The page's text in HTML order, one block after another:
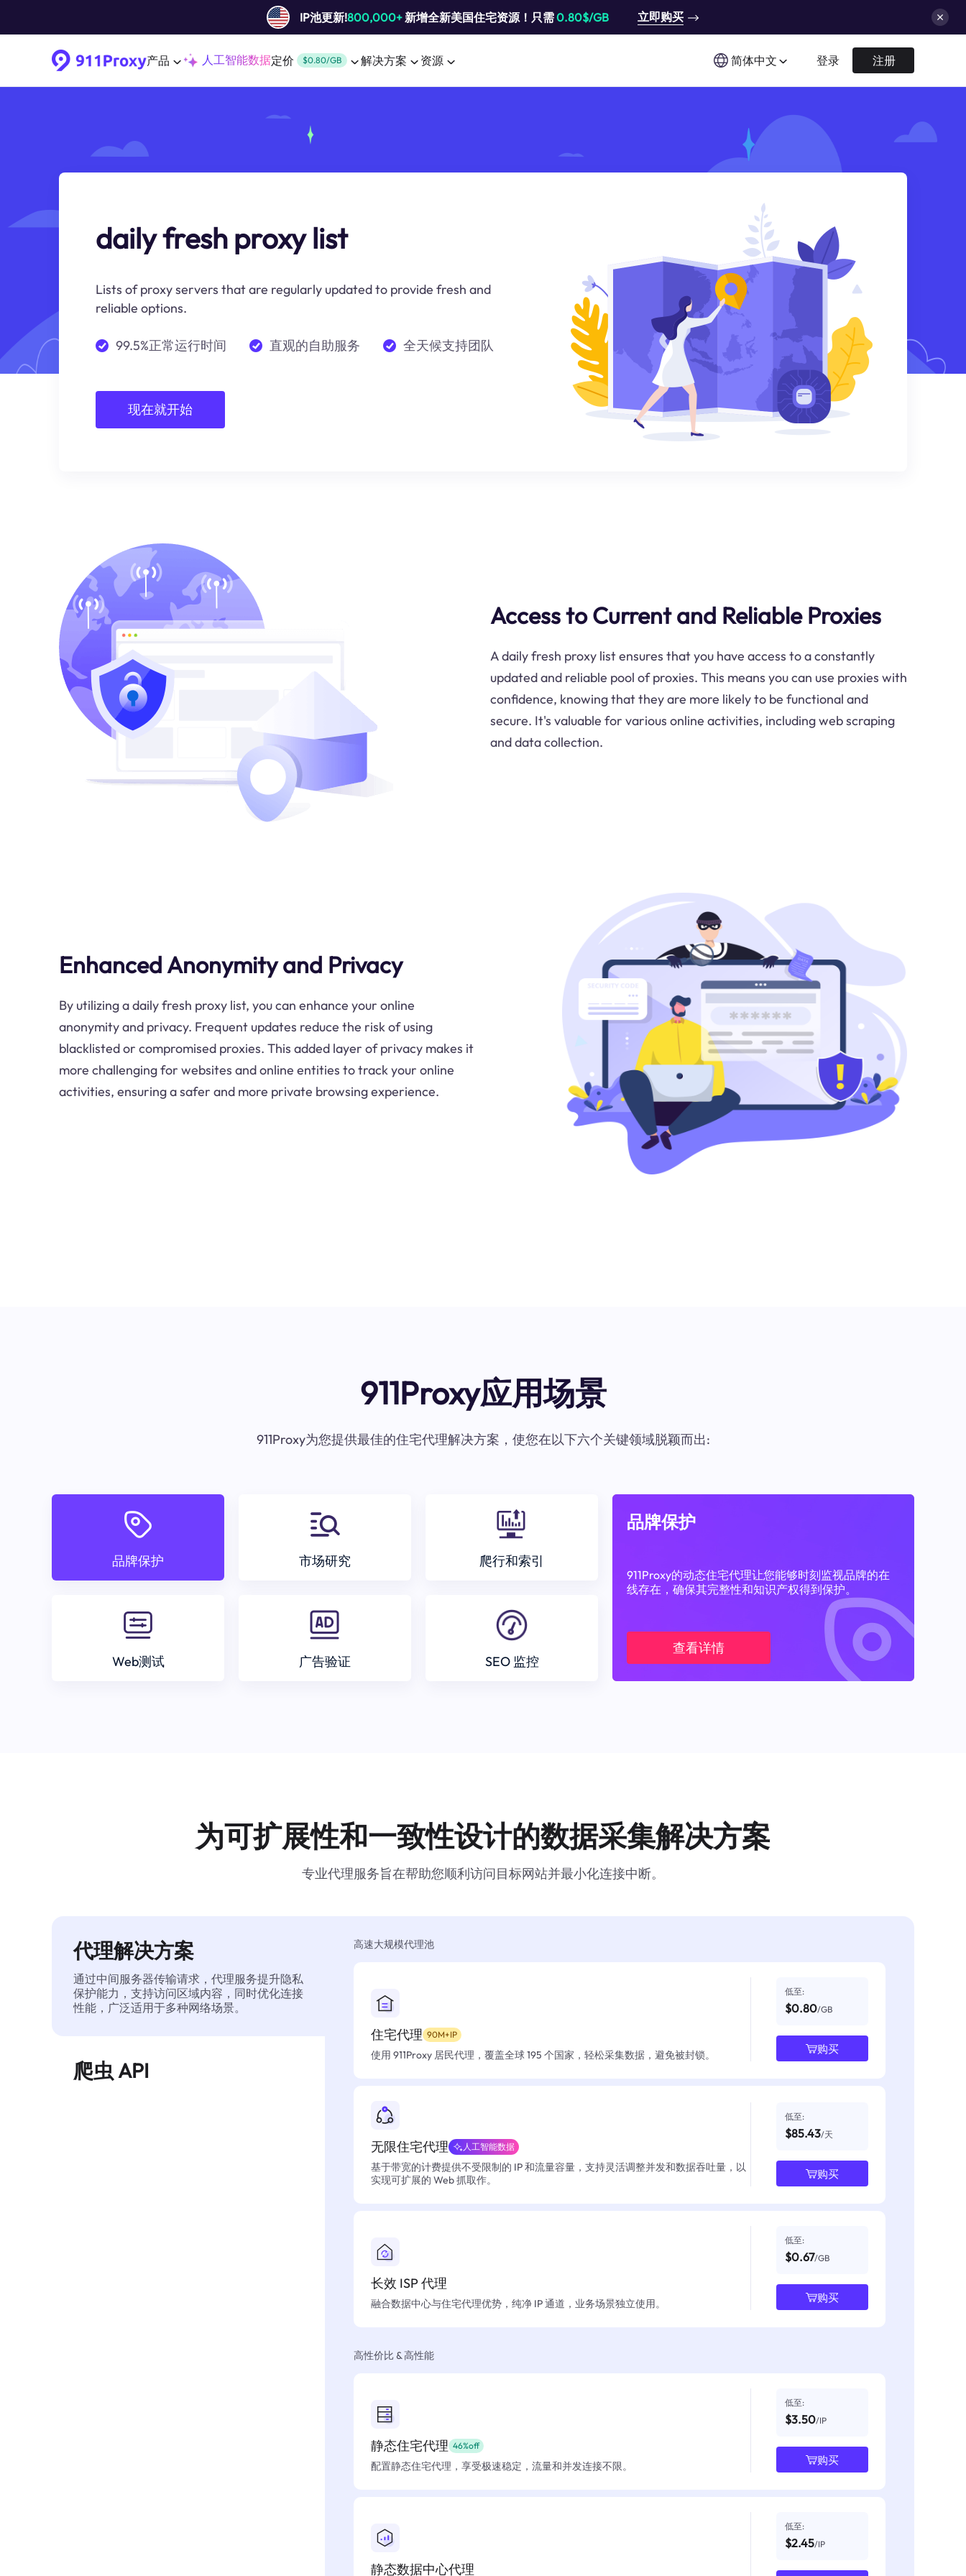
IP池更新!800,000+新增全新美国住宅资源！只需0.80$/GB 立即购买
产品 人工智能数据定价 $0.80/GB 解决方案 资源 简体中文 登录 注册
daily fresh proxy list
Lists of proxy servers that are regularly updated to provide fresh and
reliable options.
99.5%正常运行时间 直观的自助服务 全天候支持团队
现在就开始
Access to Current and Reliable Proxies
A daily fresh proxy list ensures that you have access to a constantly
updated and reliable pool of proxies. This means you can use proxies with
confidence, knowing that they are more likely to be functional and
secure. It's valuable for various online activities, including web scraping
and data collection.
Enhanced Anonymity and Privacy
By utilizing a daily fresh proxy list, you can enhance your online
anonymity and privacy. Frequent updates reduce the risk of using
blacklisted or compromised proxies. This added layer of privacy makes it
more challenging for websites and online entities to track your online
activities, ensuring a safer and more private browsing experience.
911Proxy应用场景
911Proxy为您提供最佳的住宅代理解决方案，使您在以下六个关键领域脱颖而出:
品牌保护 市场研究 爬行和索引
Web测试 广告验证 SEO 监控
品牌保护
911Proxy的动态住宅代理让您能够时刻监视品牌的在
线存在，确保其完整性和知识产权得到保护。
查看详情
为可扩展性和一致性设计的数据采集解决方案
专业代理服务旨在帮助您顺利访问目标网站并最小化连接中断。
代理解决方案
通过中间服务器传输请求，代理服务提升隐私
保护能力，支持访问区域内容，同时优化连接
性能，广泛适用于多种网络场景。
爬虫 API
高速大规模代理池
住宅代理 90M+IP
使用 911Proxy 居民代理，覆盖全球 195 个国家，轻松采集数据，避免被封锁。
低至:
$0.80/GB
购买
无限住宅代理 人工智能数据
基于带宽的计费提供不受限制的 IP 和流量容量，支持灵活调整并发和数据吞吐量，以
实现可扩展的 Web 抓取作。
低至:
$85.43/天
购买
长效 ISP 代理
融合数据中心与住宅代理优势，纯净 IP 通道，业务场景独立使用。
低至:
$0.67/GB
购买
高性价比 & 高性能
静态住宅代理 46%off
配置静态住宅代理，享受极速稳定，流量和并发连接不限。
低至:
$3.50/IP
购买
静态数据中心代理
低至:
$2.45/IP